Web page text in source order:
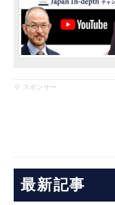
※ スポンサー
最新記事